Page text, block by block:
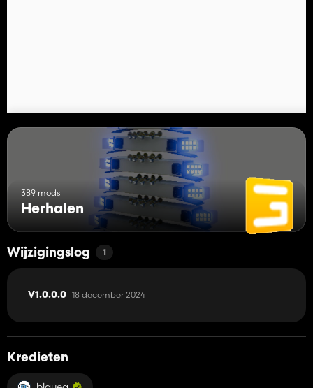
389 mods
Herhalen
Wijzigingslog 1
V1.0.0.0 18 december 2024
Kredieten